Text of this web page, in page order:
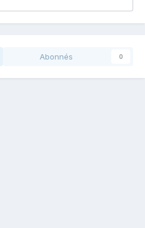
Abonnés 0